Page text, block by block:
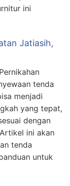
ini
Jatiasih,
tenda
menjadi
yang tepat,
dengan
ini akan
tenda
untuk